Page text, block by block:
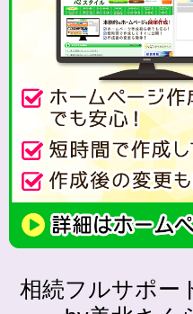
相続フルサポー